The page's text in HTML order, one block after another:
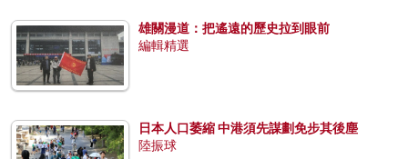
雄關漫道：把遙遠的歷史拉到眼前
編輯精選
日本人口萎縮 中港須先謀劃免步其後塵
陸振球